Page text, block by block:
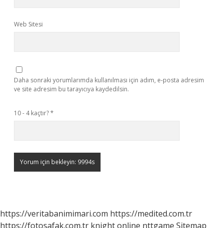
Web Sitesi
Daha sonraki yorumlarımda kullanılması için adım, e-posta adresim
ve site adresim bu tarayıcıya kaydedilsin.
10 - 4 kaçtır?*
https://veritabanimimari.com https://medited.com.tr
https://fotosafak.com.tr knight online nttgame Sitemap